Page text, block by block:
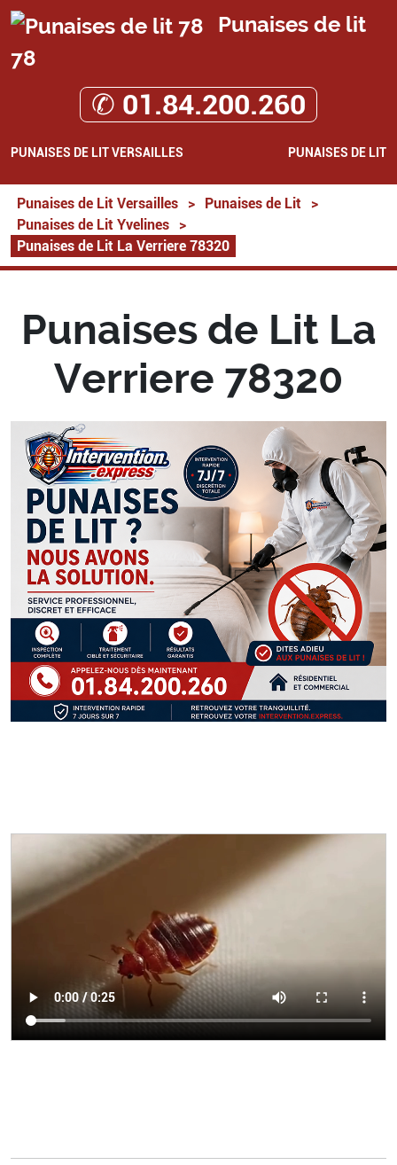
Punaises de lit
78
✆ 01.84.200.260
PUNAISES DE LIT VERSAILLES PUNAISES DE LIT
Punaises de Lit Versailles > Punaises de Lit
>
Punaises de Lit Yvelines
>
Punaises de Lit La Verriere 78320
Punaises de Lit La
Verriere 78320